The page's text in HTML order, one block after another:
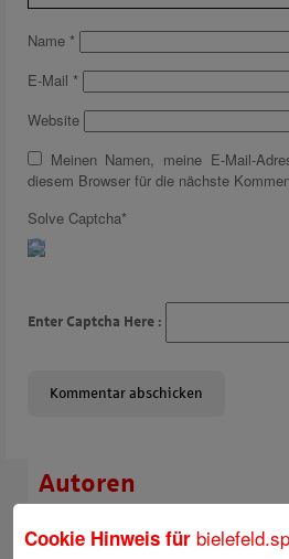
Name *
E-Mail *
Website
Meinen Namen, meine E-Mail-
diesem Browser für die nächste
Solve Captcha*
Enter Captcha Here :
Autoren
Cookie Hinweis für